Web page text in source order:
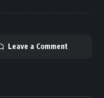
Leave a Comment